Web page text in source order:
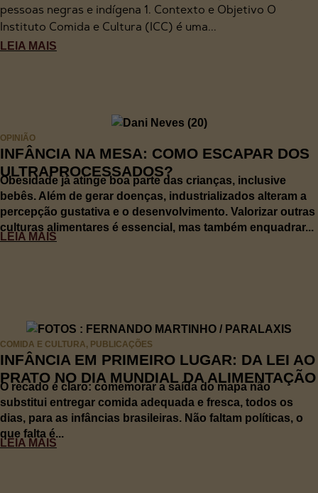
pessoas negras e indígena 1. Contexto e Objetivo O
Instituto Comida e Cultura (ICC) é uma...
LEIA MAIS
OPINIÃO
INFÂNCIA NA MESA: COMO ESCAPAR DOS
ULTRAPROCESSADOS?
Obesidade já atinge boa parte das crianças, inclusive
bebês. Além de gerar doenças, industrializados alteram a
percepção gustativa e o desenvolvimento. Valorizar outras
culturas alimentares é essencial, mas também enquadrar...
LEIA MAIS
COMIDA E CULTURA, PUBLICAÇÕES
INFÂNCIA EM PRIMEIRO LUGAR: DA LEI AO
PRATO NO DIA MUNDIAL DA ALIMENTAÇÃO
O recado é claro: comemorar a saída do mapa não
substitui entregar comida adequada e fresca, todos os
dias, para as infâncias brasileiras. Não faltam políticas, o
que falta é...
LEIA MAIS